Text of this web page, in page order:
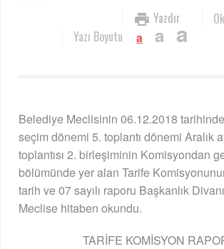
Yazdır
Yazı Boyutu
a a a
Belediye Meclisinin 06.12.2018
seçim dönemi 5. toplantı dönemi Aralık
toplantısı 2. birleşiminin Komisyondan
bölümünde yer alan Tarife
tarih ve 07 sayılı raporu Başkanlık
Meclise hitaben okundu.
TARİFE KOMİSYON